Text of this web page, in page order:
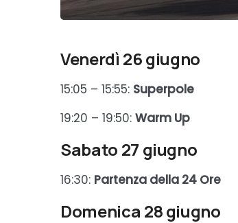
Venerdì 26 giugno
15:05 – 15:55: Superpole
19:20 – 19:50: Warm Up
Sabato 27 giugno
16:30: Partenza della 24 Ore
Domenica 28 giugno